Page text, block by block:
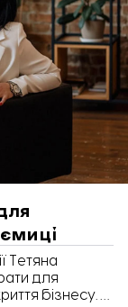
розповіла
чи є попит
салон.
Тетяна
для
бізнесу. В